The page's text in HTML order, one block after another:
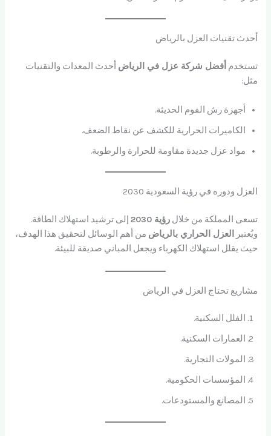
أحدث تقنيات العزل بالرياض
تستخدم أفضل شركة عزل في الرياض أحدث المعدات والتقنيات
مثل:
أجهزة رش الفوم الحديثة.
الكاميرات الحرارية للكشف عن نقاط الضعف.
مواد عزل جديدة مقاومة للحرارة والرطوبة.
العزل ودوره في رؤية السعودية 2030
تسعى المملكة من خلالرؤية 2030
إلى ترشيد استهلاك الطاقة.
ويُعتبر
العزل الحراري بالرياض من أهم الوسائل لتحقيق هذا الهدف،
حيث يقلل استهلاك الكهرباء ويجعل المباني صديقة للبيئة.
مشاريع تحتاج العزل في الرياض
الفلل السكنية.
العمارات السكنية.
المولات التجارية.
المؤسسات الحكومية.
المصانع والمستودعات.